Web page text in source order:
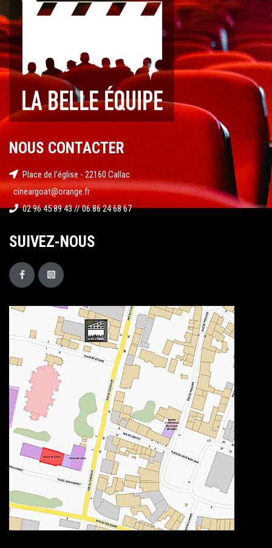
NOUS CONTACTER
Place de l'église - 22160 Callac
cineargoat@orange.fr
02 96 45 89 43 // 06 86 24 68 67
SUIVEZ-NOUS